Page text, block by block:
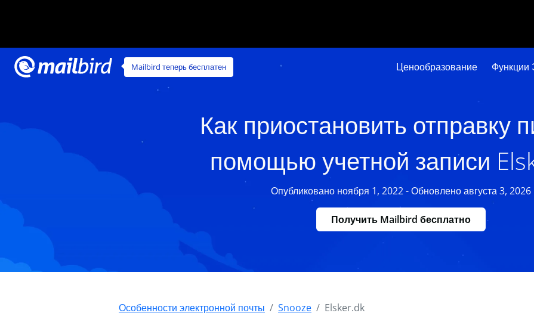
Mailbird теперь бесплатен Ценообразование Функции
Как приостановить отправку
помощью учетной записи
Опубликовано ноября 1, 2022 - Обновлено августа 3, 2026
Получить Mailbird бесплатно
Особенности электронной почты Snooze Elsker.dk